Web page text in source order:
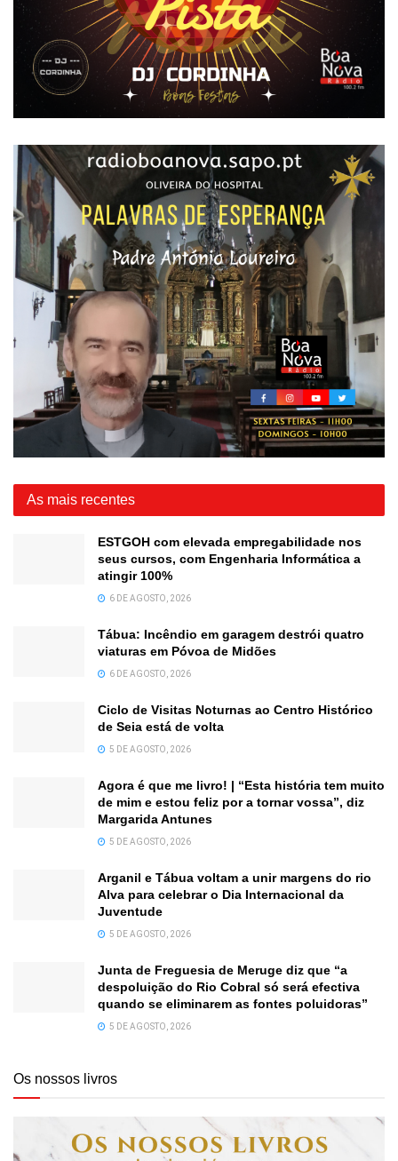
As mais recentes
ESTGOH com elevada empregabilidade nos
seus cursos, com Engenharia Informática a
atingir 100%
6 DE AGOSTO, 2026
Tábua: Incêndio em garagem destrói quatro
viaturas em Póvoa de Midões
6 DE AGOSTO, 2026
Ciclo de Visitas Noturnas ao Centro Histórico
de Seia está de volta
5 DE AGOSTO, 2026
Agora é que me livro! | “Esta história tem muito
de mim e estou feliz por a tornar vossa”, diz
Margarida Antunes
5 DE AGOSTO, 2026
Arganil e Tábua voltam a unir margens do rio
Alva para celebrar o Dia Internacional da
Juventude
5 DE AGOSTO, 2026
Junta de Freguesia de Meruge diz que “a
despoluição do Rio Cobral só será efectiva
quando se eliminarem as fontes poluidoras”
5 DE AGOSTO, 2026
Os nossos livros